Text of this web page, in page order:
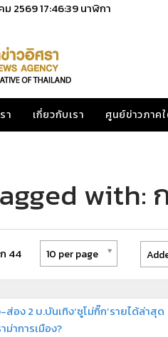
ม 256917:46:39นาฬิกา
า เกี่ยวกับเรา ศูนย์ข่าวภาค
with:
44 10 per page
อง 2 บ.บันเทิง‘ซูโม่กิ๊ก’รายได้ล่าสุด
ม่าการเมือง?